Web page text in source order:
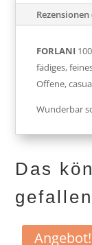
Rezensionen
FORLANI
fädiges,
Offene,
Wunderbar
Das
Angebot!